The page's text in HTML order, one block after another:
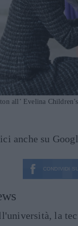
all’ Evelina
anche su
CONDIVIDI SU
la